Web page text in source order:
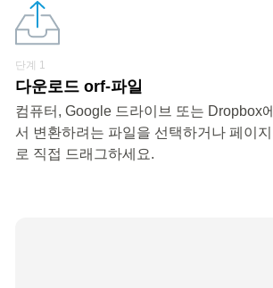
단계 1
다운로드 orf-파일
컴퓨터, Google 드라이브 또는 Dropbox에
서 변환하려는 파일을 선택하거나 페이지
로 직접 드래그하세요.